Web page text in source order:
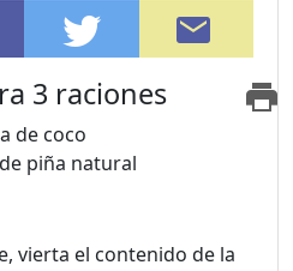
3 raciones
de coco
piña natural
vierta el contenido de la